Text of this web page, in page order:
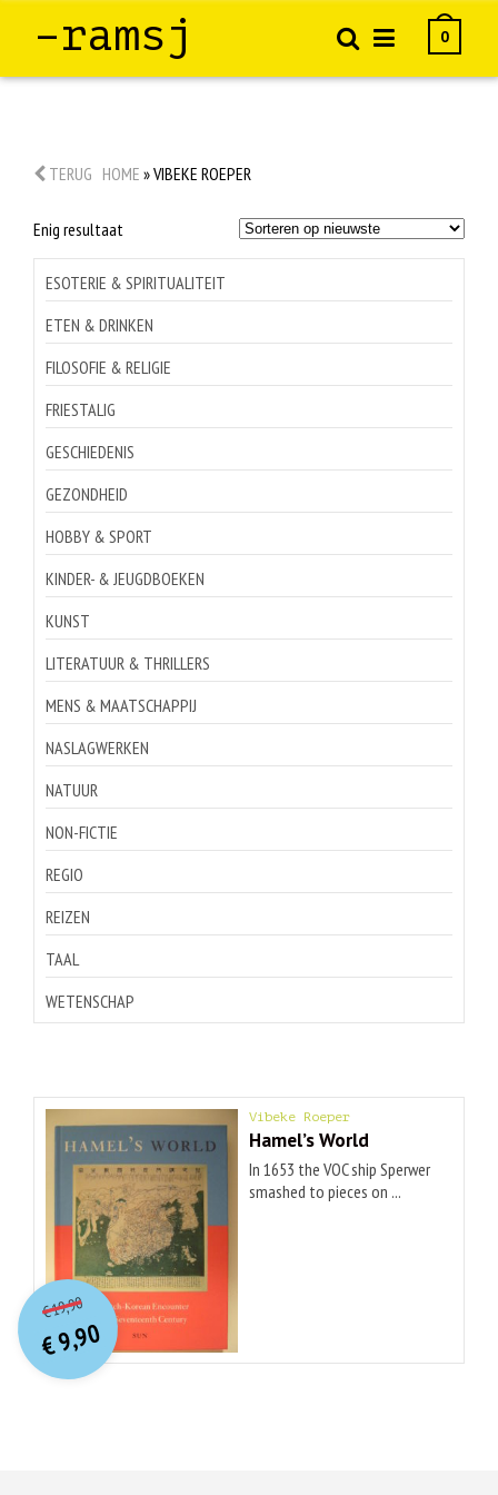
–ramsj 0
TERUG HOME »VIBEKE ROEPER
Enig resultaat
ESOTERIE & SPIRITUALITEIT
ETEN & DRINKEN
FILOSOFIE & RELIGIE
FRIESTALIG
GESCHIEDENIS
GEZONDHEID
HOBBY & SPORT
KINDER- & JEUGDBOEKEN
KUNST
LITERATUUR & THRILLERS
MENS & MAATSCHAPPIJ
NASLAGWERKEN
NATUUR
NON-FICTIE
REGIO
REIZEN
TAAL
WETENSCHAP
Vibeke Roeper
Hamel’s World
In 1653 the VOC ship Sperwer
smashed to pieces on ...
€19,90O
orspr
onkelijke
prijs
was:
€ 19,90.
€9,90
Huidige
prijs
is:
€ 9,90.